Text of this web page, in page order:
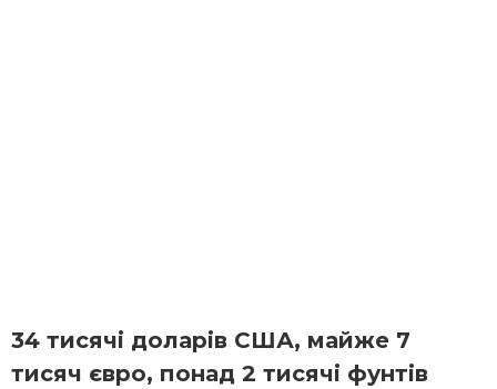
34 тисячі доларів США, майже 7
тисяч євро, понад 2 тисячі фунтів